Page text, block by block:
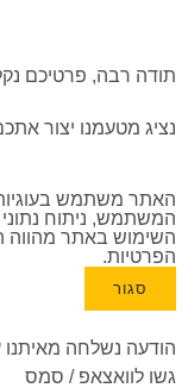
תודה רבה, פרטיכם
נציג מטעמנו יצור
המשתמש, ניתוח
השימוש באתר מהווה
הפרטיות.
סגור
הודעה נשלחה מאיתנו
גשו לוואצאפ / סמס